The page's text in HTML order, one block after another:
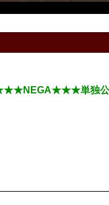
単独公